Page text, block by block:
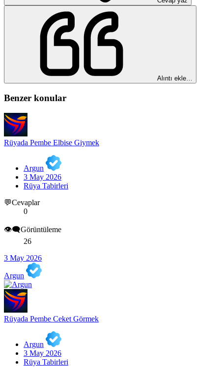
Alıntı ekle…
Benzer konular
Rüyada Pembe Elbise Giymek
Argun
3 May 2026
Rüya Tabirleri
💬Cevaplar
0
👁️‍🗨️Görüntüleme
26
3 May 2026
Argun
Rüyada Pembe Ceket Görmek
Argun
3 May 2026
Rüya Tabirleri